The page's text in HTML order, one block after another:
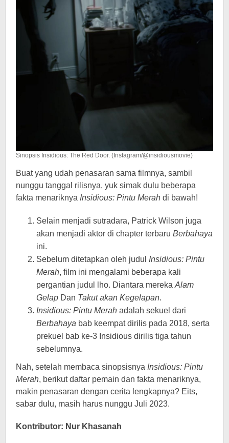
Sinopsis Insidious: The Red Door. (Instagram/@insidiousmovie)
Buat yang udah penasaran sama filmnya, sambil
nunggu tanggal rilisnya, yuk simak dulu beberapa
fakta menariknya Insidious: Pintu Merah di bawah!
Selain menjadi sutradara, Patrick Wilson juga
akan menjadi aktor di chapter terbaru Berbahaya
ini.
Sebelum ditetapkan oleh judul Insidious: Pintu
Merah, film ini mengalami beberapa kali
pergantian judul lho. Diantara mereka Alam
Gelap Dan Takut akan Kegelapan.
Insidious: Pintu Merah adalah sekuel dari
Berbahaya bab keempat dirilis pada 2018, serta
prekuel bab ke-3 Insidious dirilis tiga tahun
sebelumnya.
Nah, setelah membaca sinopsisnya Insidious: Pintu
Merah, berikut daftar pemain dan fakta menariknya,
makin penasaran dengan cerita lengkapnya? Eits,
sabar dulu, masih harus nunggu Juli 2023.
Kontributor: Nur Khasanah